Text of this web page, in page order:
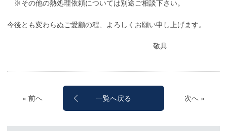
※その他の熱処理依頼については別途ご相談下さい。
今後とも変わらぬご愛顧の程、よろしくお願い申し上げます。
敬具
« 前へ 一覧へ戻る 次へ »